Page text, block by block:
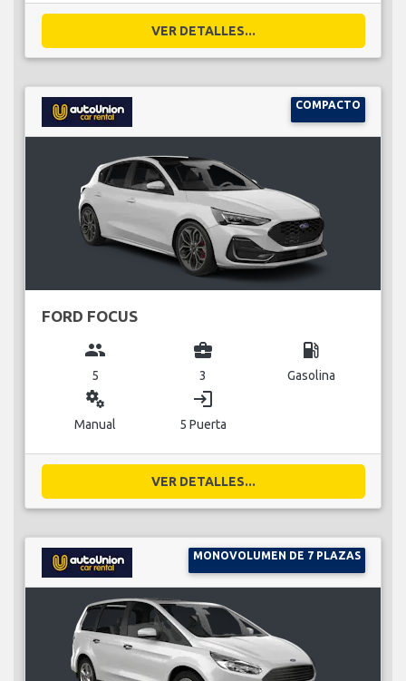
VER DETALLES...
COMPACTO
FORD FOCUS
group
5
business_center
3
local_gas_station
Gasolina
miscellaneous_services
Manual
login
5 Puerta
VER DETALLES...
MONOVOLUMEN DE 7 PLAZAS